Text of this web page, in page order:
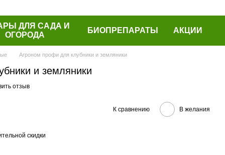
ДЛЯ САДА И
ОГОРОДА
БИОПРЕПАРАТЫ АКЦИИ
Агроном профи для клубники и земляники
и земляники
отзыв
К сравнению В желания
скидки